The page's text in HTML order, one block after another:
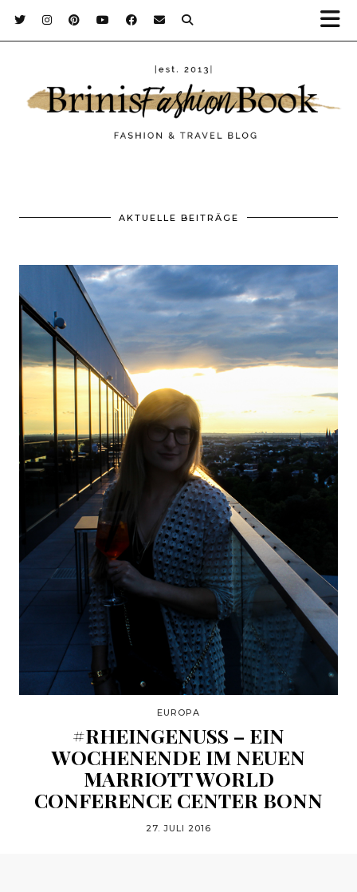
AKTUELLE BEITRÄGE
EUROPA
#RHEINGENUSS – EIN
WOCHENENDE IM NEUEN
MARRIOTT WORLD
CONFERENCE CENTER BONN
27. JULI 2016